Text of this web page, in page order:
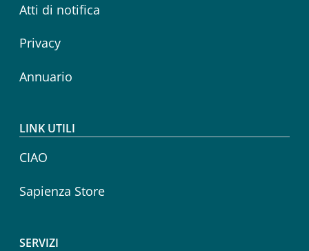
Atti di notifica
Privacy
Annuario
LINK UTILI
CIAO
Sapienza Store
SERVIZI